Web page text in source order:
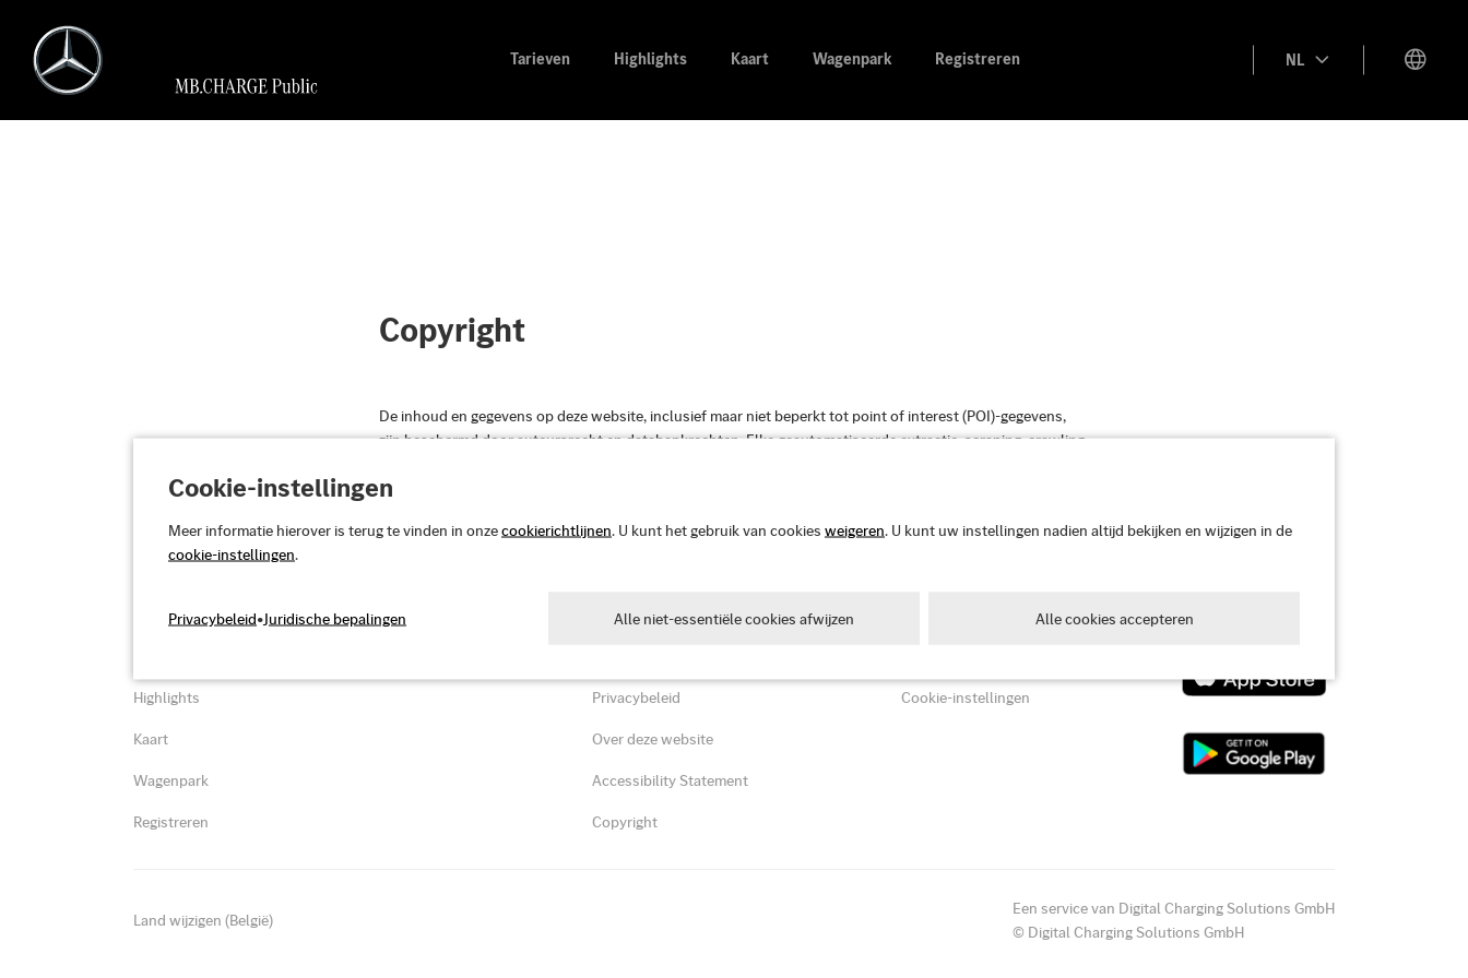
NL
Tarieven Highlights Kaart Wagenpark Registreren
Copyright
De inhoud en gegevens op deze website, inclusief maar niet beperkt tot point of interest (POI)-gegevens,
zijn beschermd door auteursrecht en databankrechten. Elke geautomatiseerde extractie, scraping, crawling
schriftelijke toestemming van Digital Charging Solutions GmbH uitdrukkelijk verboden. Overtredingen
Overzicht
Highlights
Kaart
Wagenpark
Registreren
Support
Juridisch
Privacybeleid
Over deze website
Accessibility Statement
Copyright
Cookie-instellingen
Download de app
Land wijzigen (België)
Een service van Digital Charging Solutions GmbH
© Digital Charging Solutions GmbH
Cookie-instellingen
Meer informatie hierover is terug te vinden in onzecookierichtlijnen. U kunt het gebruik van cookies weigeren. U kunt uw instellingen nadien altijd bekijken en wijzigen in de
cookie-instellingen.
Alle niet-essentiële cookies afwijzen Alle cookies accepteren
Privacybeleid•Juridische bepalingen